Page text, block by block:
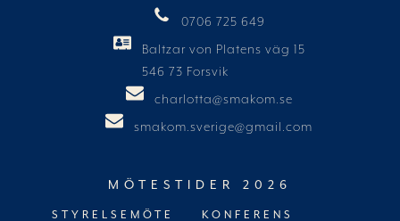
0706 725 649
Baltzar von Platens väg 15
546 73 Forsvik
charlotta@smakom.se
smakom.sverige@gmail.com
MÖTESTIDER 2026
STYRELSEMÖTE KONFERENS